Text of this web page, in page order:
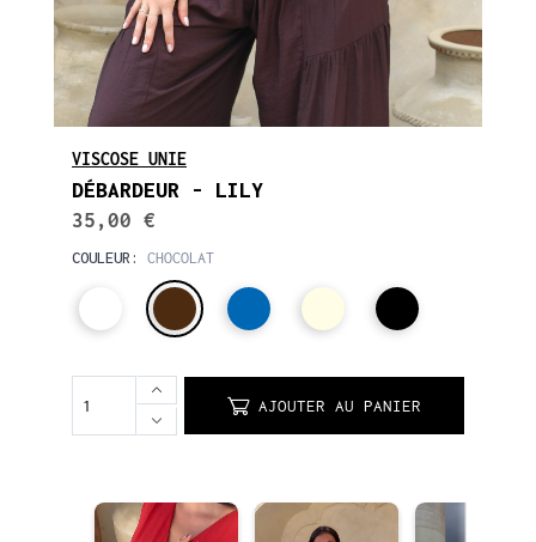
VISCOSE UNIE
DÉBARDEUR - LILY
35,00 €
COULEUR: CHOCOLAT
AJOUTER AU PANIER